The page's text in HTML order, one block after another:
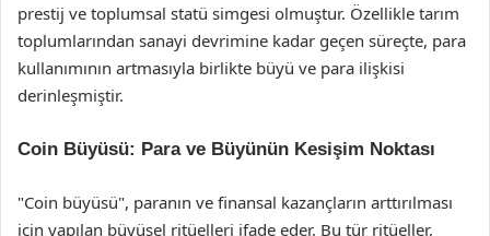
prestij ve toplumsal statü simgesi olmuştur. Özellikle tarım
toplumlarından sanayi devrimine kadar geçen süreçte, para
kullanımının artmasıyla birlikte büyü ve para ilişkisi
derinleşmiştir.
Coin Büyüsü: Para ve Büyünün Kesişim Noktası
"Coin büyüsü", paranın ve finansal kazançların arttırılması
için yapılan büyüsel ritüelleri ifade eder. Bu tür ritüeller,